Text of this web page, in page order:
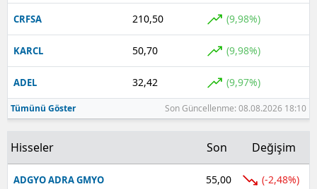
CRFSA 210,50 (9,98%)
KARCL 50,70 (9,98%)
ADEL 32,42 (9,97%)
Tümünü Göster Son Güncellenme: 08.08.2026 18:10
Hisseler Son Değişim
ADGYO ADRA GMYO 55,00 (-2,48%)